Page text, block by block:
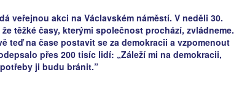
veřejnou akci na Václavském náměstí. V neděli 30.
těžké časy, kterými společnost prochází, zvládneme.
teď na čase postavit se za demokracii a vzpomenout
přes 200 tisíc lidí: „Záleží mi na demokracii,
ji budu bránit.”